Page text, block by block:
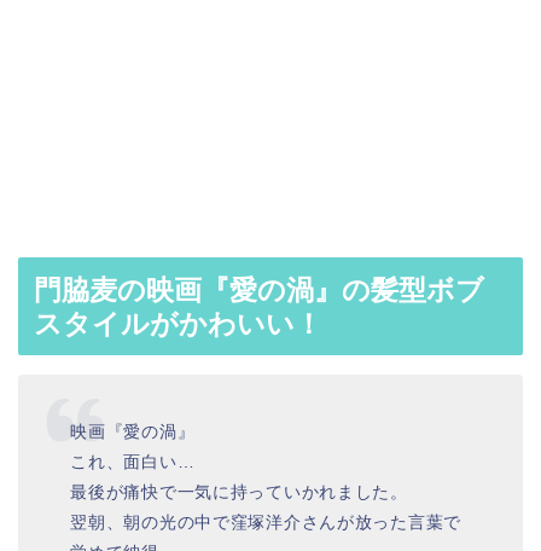
門脇麦の映画『愛の渦』の髪型ボブ
スタイルがかわいい！
映画『愛の渦』
これ、面白い…
最後が痛快で一気に持っていかれました。
翌朝、朝の光の中で窪塚洋介さんが放った言葉で